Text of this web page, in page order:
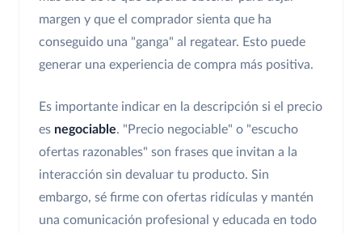
margen y que el comprador sienta que ha
conseguido una "ganga" al regatear. Esto puede
generar una experiencia de compra más positiva.
Es importante indicar en la descripción si el precio
es negociable. "Precio negociable" o "escucho
ofertas razonables" son frases que invitan a la
interacción sin devaluar tu producto. Sin
embargo, sé firme con ofertas ridículas y mantén
una comunicación profesional y educada en todo